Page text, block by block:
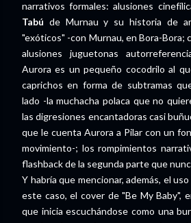
narrativos formales: alusiones
Tabú de Murnau y su historia de
"exóticos" -con Murnau, en Bora-Bora;
alusiones juguetonas
Aurora es un pequeño cocodrilo al
caprichos en forma de subtramas
lado -la muchacha polaca que no
las digresiones encantadoras casi
que le cuenta Aurora a Pilar con un
movimiento-; los rompimientos
flashback de la segunda parte que
Y habría que mencionar, además, el
este caso, el cover de "Be My Baby",
que inicia escuchándose como una